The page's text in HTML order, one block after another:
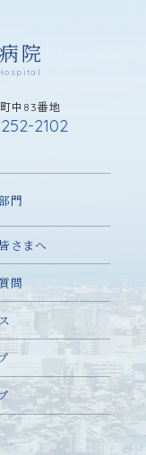
院
中83番地
2102
門
さまへ
問